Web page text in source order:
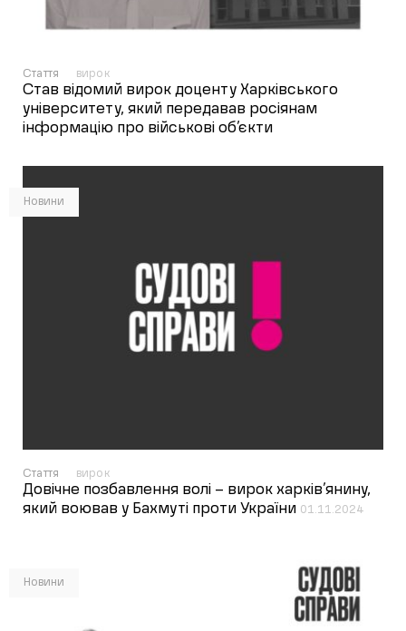
Стаття вирок
Став відомий вирок доценту Харківського
університету, який передавав росіянам
інформацію про військові об’єкти
Новини
Стаття вирок
Довічне позбавлення волі – вирок харків’янину,
який воював у Бахмуті проти України 01.11.2024
Новини